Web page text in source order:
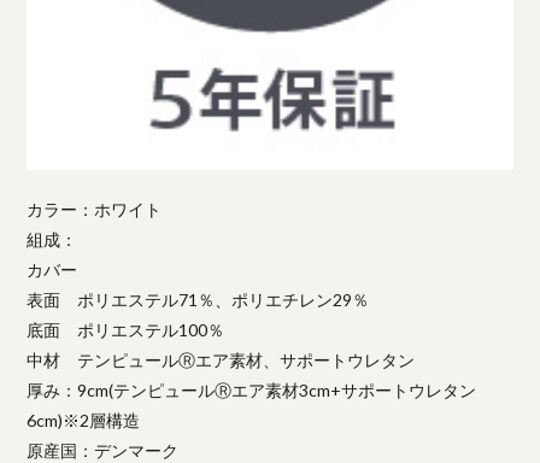
カラー：ホワイト
組成：
カバー
表面 ポリエステル71％、ポリエチレン29％
底面 ポリエステル100％
中材 テンピュールⓇエア素材、サポートウレタン
厚み：9cm(テンピュールⓇエア素材3cm+サポートウレタン
6cm)※2層構造
原産国：デンマーク